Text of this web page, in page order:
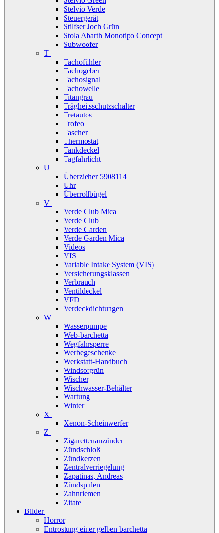
Stelvio Verde
Steuergerät
Stilfser Joch Grün
Stola Abarth Monotipo Concept
Subwoofer
T
Tachofühler
Tachogeber
Tachosignal
Tachowelle
Titangrau
Trägheitsschutzschalter
Tretautos
Trofeo
Taschen
Thermostat
Tankdeckel
Tagfahrlicht
U
Überzieher 5908114
Uhr
Überrollbügel
V
Verde Club Mica
Verde Club
Verde Garden
Verde Garden Mica
Videos
VIS
Variable Intake System (VIS)
Versicherungsklassen
Verbrauch
Ventildeckel
VFD
Verdeckdichtungen
W
Wasserpumpe
Web-barchetta
Wegfahrsperre
Werbegeschenke
Werkstatt-Handbuch
Windsorgrün
Wischer
Wischwasser-Behälter
Wartung
Winter
X
Xenon-Scheinwerfer
Z
Zigarettenanzünder
Zündschloß
Zündkerzen
Zentralverriegelung
Zapatinas, Andreas
Zündspulen
Zahnriemen
Zitate
Bilder
Horror
Entrostung einer gelben barchetta